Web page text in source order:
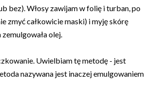
bez). Włosy zawijam w folię i turban, po
zmyć całkowicie maski) i myję skórę
olej.
Uwielbiam tę metodę - jest
nazywana jest inaczej emulgowaniem